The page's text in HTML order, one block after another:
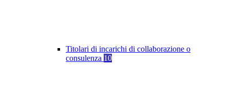
Titolari di incarichi di collaborazione o
consulenza 10